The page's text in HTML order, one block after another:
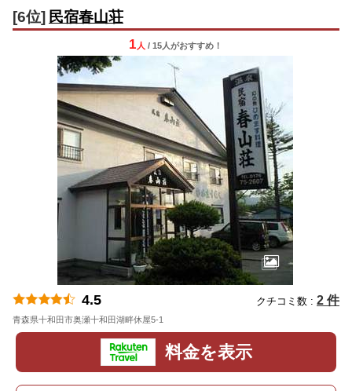
[6位] 民宿春山荘
1 人 / 15人がおすすめ！
4.5 クチコミ数 : 2 件
青森県十和田市奥瀬十和田湖畔休屋5-1
料金を表示